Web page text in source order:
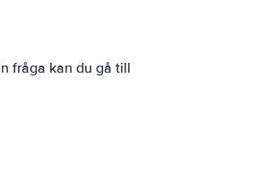
fråga kan du gå till